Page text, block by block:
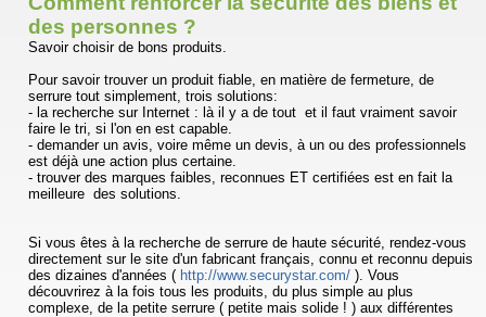
des personnes ?
Savoir choisir de bons produits.
Pour savoir trouver un produit fiable, en matière de fermeture, de
serrure tout simplement, trois solutions:
- la recherche sur Internet : là il y a de tout et il faut vraiment savoir
faire le tri, si l'on en est capable.
- demander un avis, voire même un devis, à un ou des professionnels
est déjà une action plus certaine.
- trouver des marques faibles, reconnues ET certifiées est en fait la
meilleure des solutions.
Si vous êtes à la recherche de serrure de haute sécurité, rendez-vous
directement sur le site d'un fabricant français, connu et reconnu depuis
des dizaines d'années ( http://www.securystar.com/ ). Vous
découvrirez à la fois tous les produits, du plus simple au plus
complexe, de la petite serrure ( petite mais solide ! ) aux différentes